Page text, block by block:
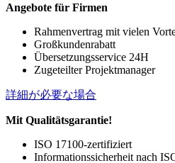
Angebote für Firmen
Rahmenvertrag mit vielen
Großkundenrabatt
Übersetzungsservice 24H
Zugeteilter Projektmanager
詳細が必要な場合
Mit Qualitätsgarantie!
ISO 17100-zertifiziert
Informationssicherheit nach